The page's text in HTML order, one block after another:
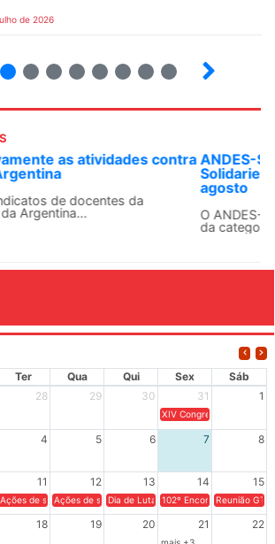
de 2026
docentes para Dia de
com Cuba em 13 de
suas seções sindicais e o conjunto
Ter Qua Qui Sex
Sáb
28 29 30 31 1
XIV Congresso Brasileiro
4 5 6 7 8
11 12 13 14 15
Ações de solidariedade a Cuba no Rio Grande do Sul - 100
Ações de solidariedade a Cuba no Rio Grande do
Dia de Luta em Defesa de Cuba e da
102º Encontro da
Reunião
18 19 20 21 22